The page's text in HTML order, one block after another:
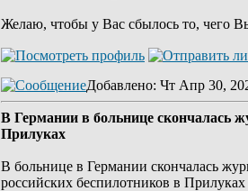
Желаю, чтобы у Вас сбылось то, чего
Добавлено: Чт Апр 30,
В Германии в больнице скончалась
Прилуках
В больнице в Германии скончалась
российских беспилотников в